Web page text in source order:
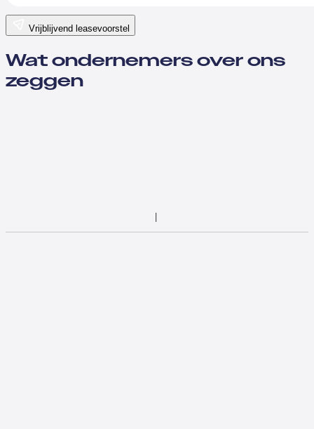
Vrijblijvend leasevoorstel
Wat ondernemers over ons
zeggen